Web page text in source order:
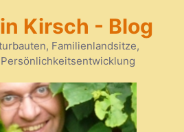
Kirsch - Blog
Familienlandsitze,